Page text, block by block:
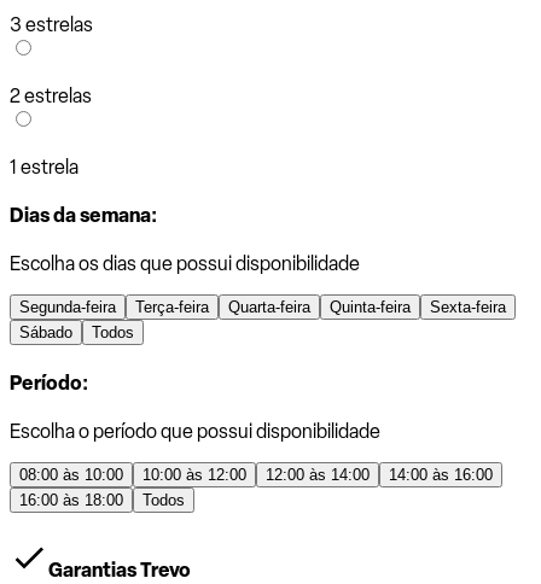
3 estrelas
2 estrelas
1 estrela
Dias da semana:
Escolha os dias que possui disponibilidade
Segunda-feira Terça-feira Quarta-feira Quinta-feira
Sexta-feira
Sábado
Todos
Período:
Escolha o período que possui disponibilidade
08:00 às 10:00 10:00 às 12:00 12:00 às 14:00
14:00 às 16:00
16:00 às 18:00
Todos
Garantias Trevo